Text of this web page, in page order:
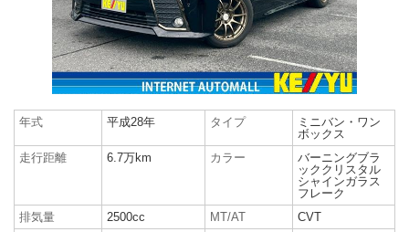
年式 平成28年 タイプ
ミニバン・ワン
ボックス
走行距離
6.7万km カラー
バーニングブラ
ッククリスタル
シャインガラス
フレーク
排気量
2500cc MT/AT
CVT